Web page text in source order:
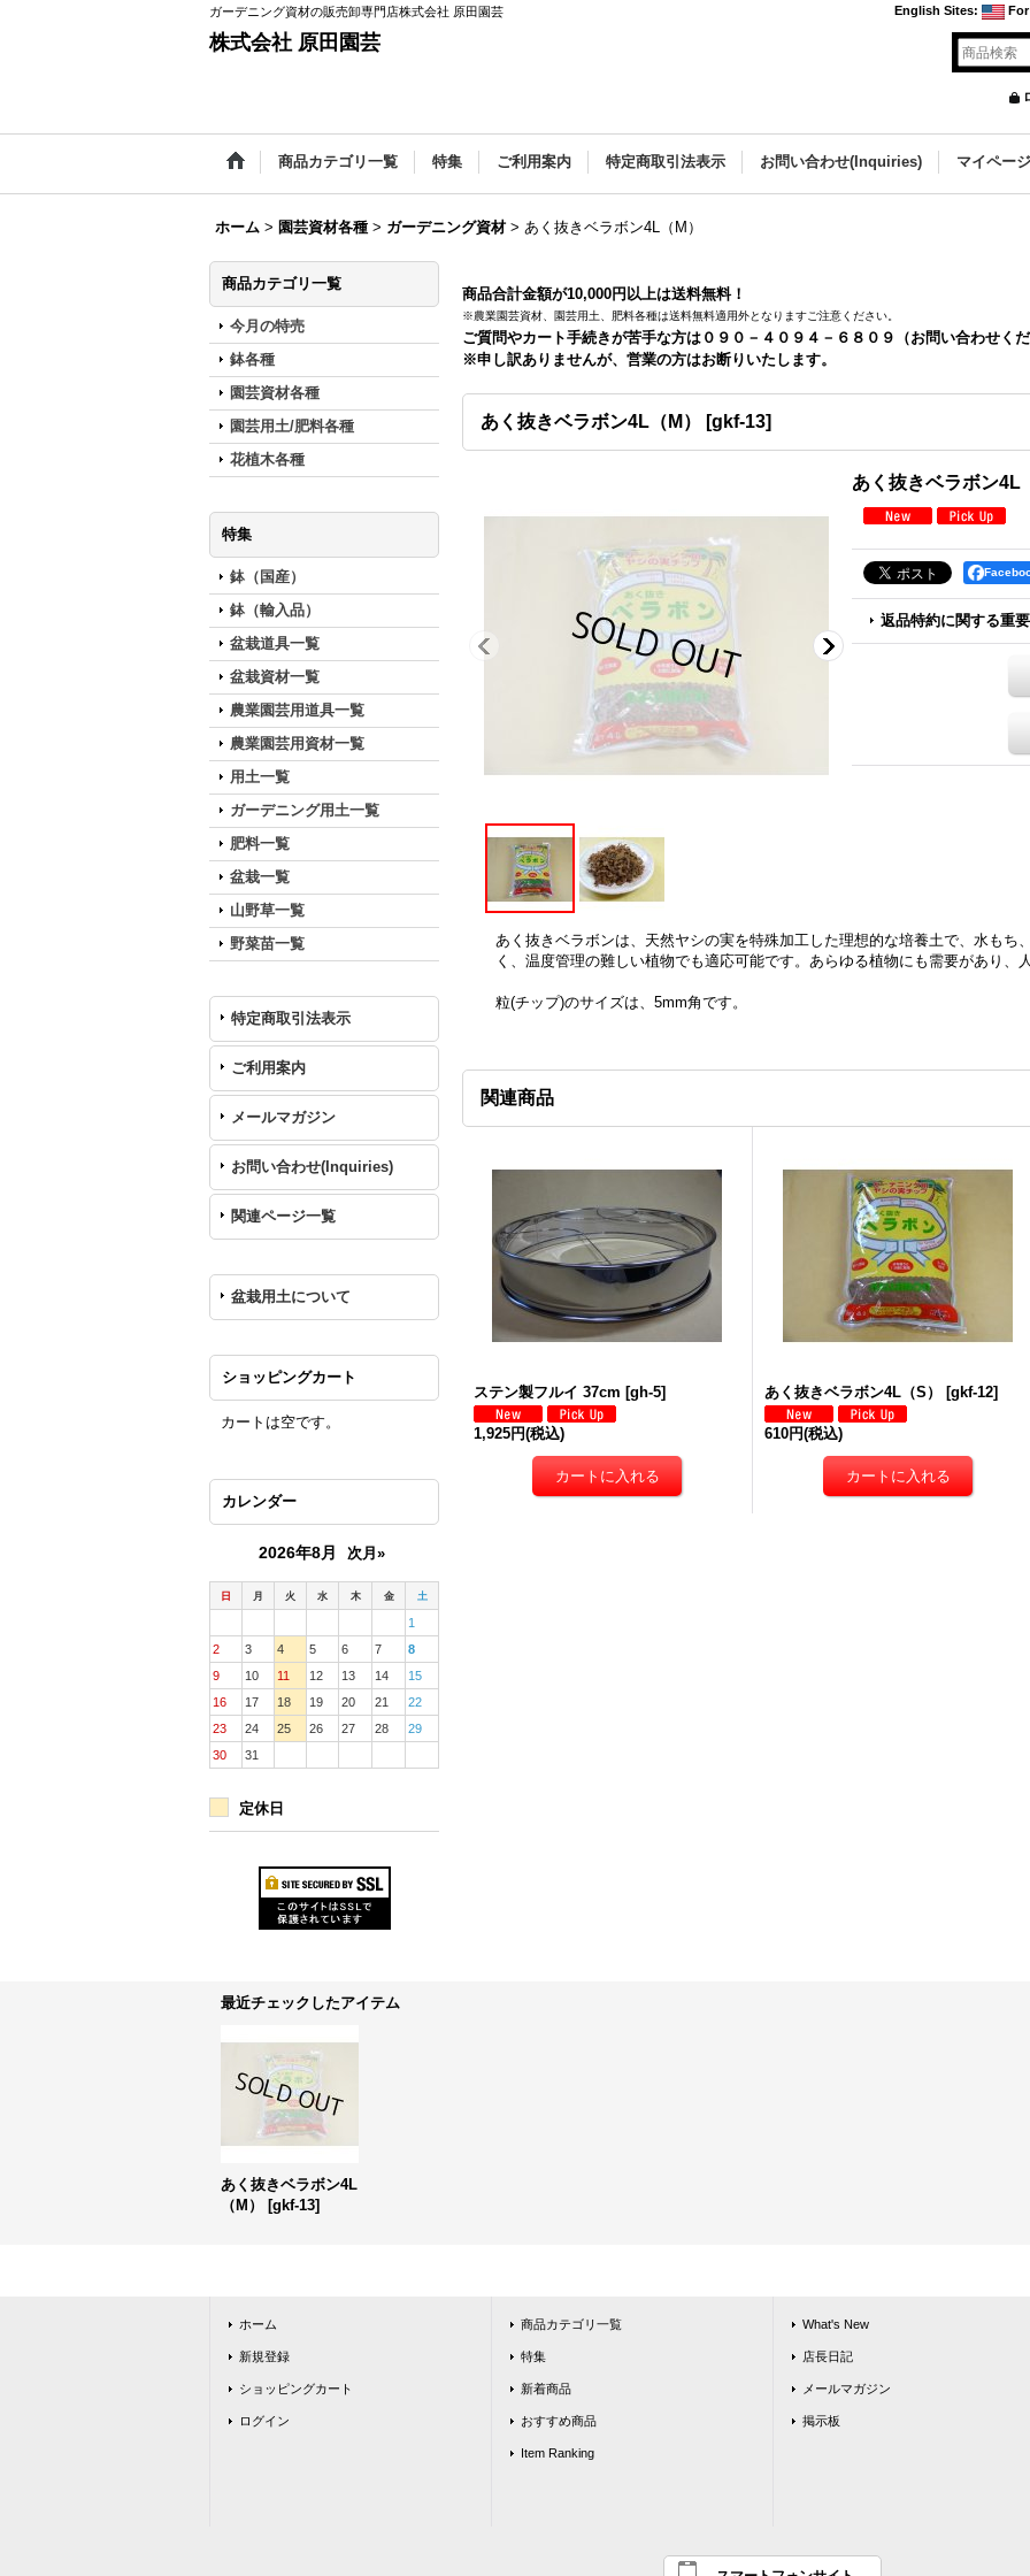
ガーデニング資材の販売卸専門店株式会社 原田園芸 English Sites:
株式会社 原田園芸
商品カテゴリ一覧 特集 ご利用案内 特定商取引法表示 お問い合わせ(Inquiries) マイページ
ホーム > 園芸資材各種 > ガーデニング資材 > あく抜きベラボン4L（M）
商品カテゴリ一覧
今月の特売
鉢各種
園芸資材各種
園芸用土/肥料各種
花植木各種
特集
鉢（国産）
鉢（輸入品）
盆栽道具一覧
盆栽資材一覧
農業園芸用道具一覧
農業園芸用資材一覧
用土一覧
ガーデニング用土一覧
肥料一覧
盆栽一覧
山野草一覧
野菜苗一覧
特定商取引法表示
ご利用案内
メールマガジン
お問い合わせ(Inquiries)
関連ページ一覧
盆栽用土について
ショッピングカート
カートは空です。
カレンダー
2026年8月 次月»
日 月 火 水 木 金 土
1
2
3 4 5 6 7
8
9
10 11 12 13 14
15
16
17 18 19 20 21
22
23
24 25 26 27 28
29
30
31
定休日
商品合計金額が10,000円以上は送料無料！
※農業園芸資材、園芸用土、肥料各種は送料無料適用外となりますご注意ください。
ご質問やカート手続きが苦手な方は０９０－４０９４－６８０９（お問い合わせく
※申し訳ありませんが、営業の方はお断りいたします。
あく抜きベラボン4L（M） [gkf-13]
あく抜きベラボン4L
返品特約に関する重
あく抜きベラボンは、天然ヤシの実を特殊加工した理想的な培養土で、水もち
く、温度管理の難しい植物でも適応可能です。あらゆる植物にも需要があり、
粒(チップ)のサイズは、5mm角です。
関連商品
ステン製フルイ 37cm [gh-5]
1,925円(税込)
あく抜きベラボン4L（S） [gkf-12]
610円(税込)
最近チェックしたアイテム
あく抜きベラボン4L
（M）
[gkf-13]
ホーム
新規登録
ショッピングカート
ログイン
商品カテゴリ一覧
特集
新着商品
おすすめ商品
Item Ranking
What's New
店長日記
メールマガジン
掲示板